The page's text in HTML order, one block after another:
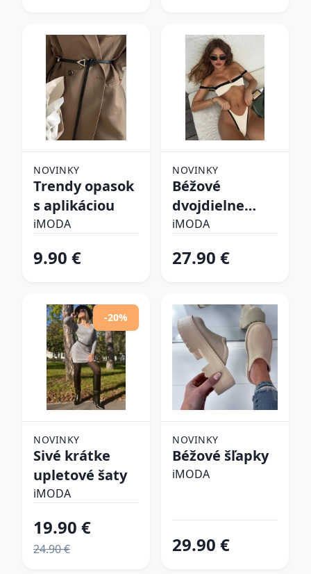
NOVINKY
Trendy opasok
s aplikáciou
iMODA
9.90 €
NOVINKY
Béžové
dvojdielne
plavky
iMODA
27.90 €
-20%
NOVINKY
Sivé krátke
upletové šaty
iMODA
19.90 €
24.90 €
NOVINKY
Béžové šľapky
iMODA
29.90 €